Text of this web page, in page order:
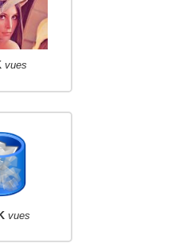
vues
vues